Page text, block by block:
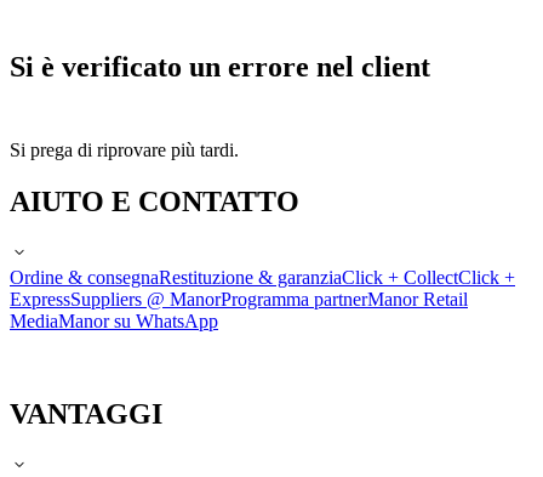
Si è verificato un errore nel client
Si prega di riprovare più tardi.
AIUTO E CONTATTO
Ordine & consegnaRestituzione & garanziaClick + CollectClick +
ExpressSuppliers @ ManorProgramma partnerManor Retail
MediaManor su WhatsApp
VANTAGGI